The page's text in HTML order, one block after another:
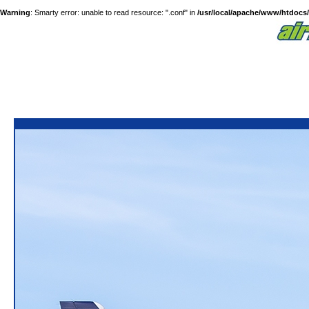
Warning: Smarty error: unable to read resource: ".conf" in /usr/local/apache/www/